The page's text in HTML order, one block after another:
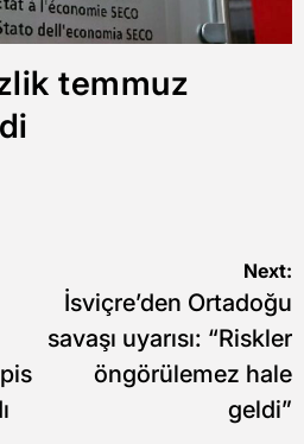
temmuz
Next:
İsviçre’den Ortadoğu
savaşı uyarısı: “Riskler
öngörülemez hale
geldi”